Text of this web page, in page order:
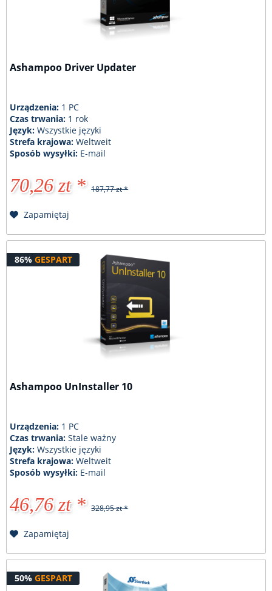
Ashampoo Driver Updater
Urządzenia: 1 PC
Czas trwania: 1 rok
Język:Wszystkie języki
Strefa krajowa:Weltweit
Sposób wysyłki: E-mail
70,26 zt * 187,77 zt *
Zapamiętaj
86% GESPART
Ashampoo UnInstaller 10
Urządzenia: 1 PC
Czas trwania:Stale ważny
Język:Wszystkie języki
Strefa krajowa:Weltweit
Sposób wysyłki: E-mail
46,76 zt * 328,95 zt *
Zapamiętaj
50% GESPART